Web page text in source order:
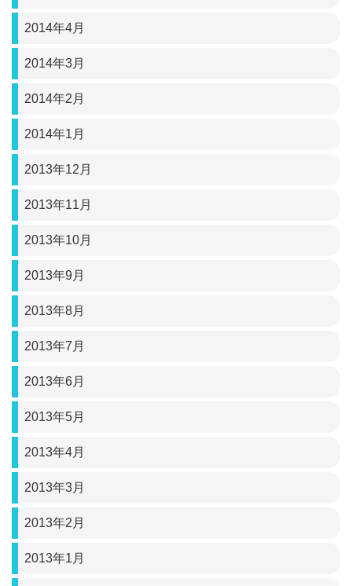
2014年4月
2014年3月
2014年2月
2014年1月
2013年12月
2013年11月
2013年10月
2013年9月
2013年8月
2013年7月
2013年6月
2013年5月
2013年4月
2013年3月
2013年2月
2013年1月